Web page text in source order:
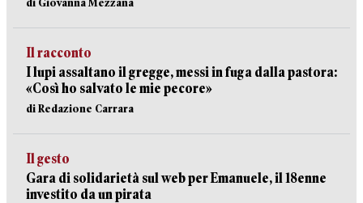
Il racconto
I lupi assaltano il gregge, messi in fuga dalla pastora:
«Così ho salvato le mie pecore»
di Redazione Carrara
Il gesto
Gara di solidarietà sul web per Emanuele, il 18enne
investito da un pirata